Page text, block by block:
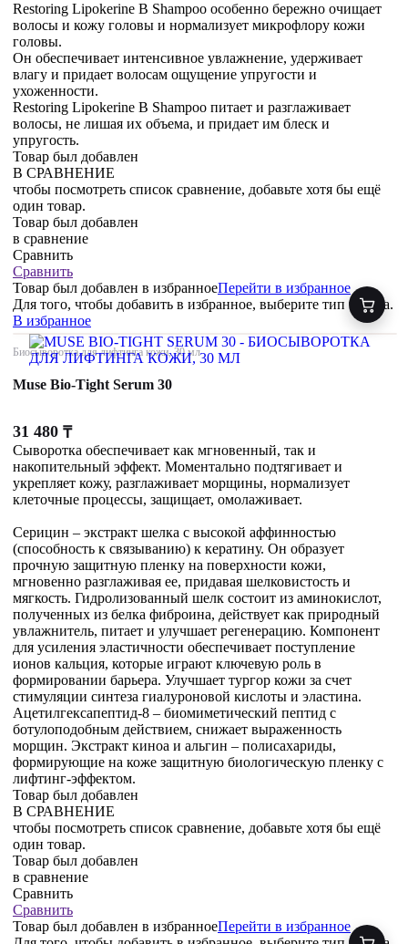
Restoring Lipokerine B Shampoo особенно бережно очищает
волосы и кожу головы и нормализует микрофлору кожи
головы.
Он обеспечивает интенсивное увлажнение, удерживает
влагу и придает волосам ощущение упругости и
ухоженности.
Restoring Lipokerine B Shampoo питает и разглаживает
волосы, не лишая их объема, и придает им блеск и
упругость.
Товар был добавлен
В СРАВНЕНИЕ
чтобы посмотреть список сравнение, добавьте хотя бы ещё
один товар.
Товар был добавлен
в сравнение
Сравнить
Сравнить
Товар был добавлен в избранноеПерейти в избранное
Для того, чтобы добавить в избранное, выберите тип товара.
В избранное
Биосыворотка для лифтинга кожи, 30 мл
Muse Bio-Tight Serum 30
31 480 ₸
Сыворотка обеспечивает как мгновенный, так и
накопительный эффект. Моментально подтягивает и
укрепляет кожу, разглаживает морщины, нормализует
клеточные процессы, защищает, омолаживает.
Серицин – экстракт шелка с высокой аффинностью
(способность к связыванию) к кератину. Он образует
прочную защитную пленку на поверхности кожи,
мгновенно разглаживая ее, придавая шелковистость и
мягкость. Гидролизованный шелк состоит из аминокислот,
полученных из белка фиброина, действует как природный
увлажнитель, питает и улучшает регенерацию. Компонент
для усиления эластичности обеспечивает поступление
ионов кальция, которые играют ключевую роль в
формировании барьера. Улучшает тургор кожи за счет
стимуляции синтеза гиалуроновой кислоты и эластина.
Ацетилгексапептид-8 – биомиметический пептид с
ботулоподобным действием, снижает выраженность
морщин. Экстракт киноа и альгин – полисахариды,
формирующие на коже защитную биологическую пленку с
лифтинг-эффектом.
Товар был добавлен
В СРАВНЕНИЕ
чтобы посмотреть список сравнение, добавьте хотя бы ещё
один товар.
Товар был добавлен
в сравнение
Сравнить
Сравнить
Товар был добавлен в избранноеПерейти в избранное